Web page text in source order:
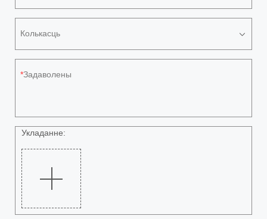
Колькасць
Задаволены
Укладанне: